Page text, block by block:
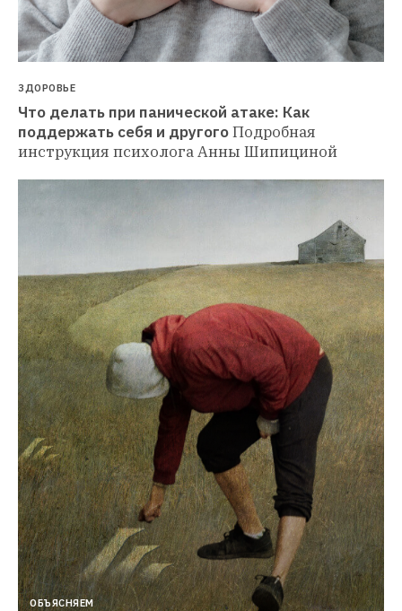
ЗДОРОВЬЕ
Что делать при панической атаке: Как
поддержать себя и другогоПодробная
инструкция психолога Анны Шипициной
ОБЪЯСНЯЕМ